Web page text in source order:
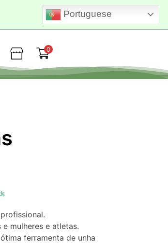
Portuguese
Loja
0
mulheres e atletas.
ferramenta de unha